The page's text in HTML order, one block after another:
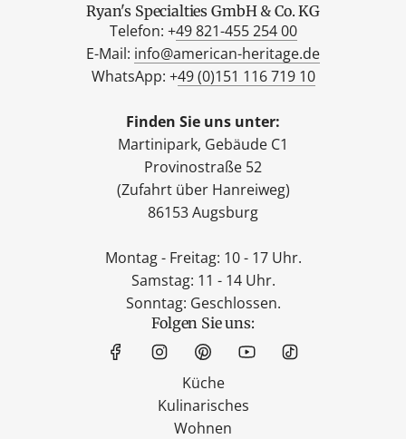
Ryan's Specialties GmbH & Co. KG
Telefon: +49 821-455 254 00
E-Mail: info@american-heritage.de
WhatsApp: +49 (0)151 116 719 10
Finden Sie uns unter:
Martinipark, Gebäude C1
Provinostraße 52
(Zufahrt über Hanreiweg)
86153 Augsburg
Montag - Freitag: 10 - 17 Uhr.
Samstag: 11 - 14 Uhr.
Sonntag: Geschlossen.
Folgen Sie uns:
Küche
Kulinarisches
Wohnen